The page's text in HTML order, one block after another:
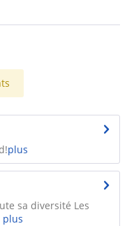
plus
sa diversité Les
plus